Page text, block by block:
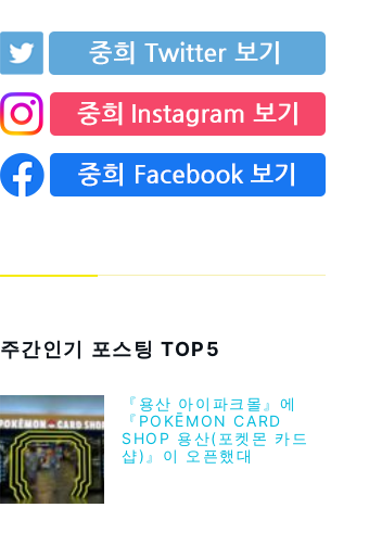
주간인기 포스팅 TOP5
『용산 아이파크몰』에
『POKĒMON CARD
SHOP 용산(포켓몬 카드
샵)』이 오픈했대